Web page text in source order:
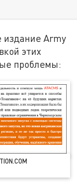
издание Army
этих
проблемы: